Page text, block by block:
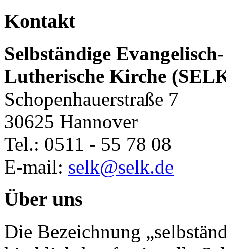
Kontakt
Selbständige Evangelisch-
Lutherische Kirche
Schopenhauerstraße 7
30625 Hannover
Tel.: 0511 - 55 78 08
E-mail: selk@selk.de
Über uns
Die Bezeichnung